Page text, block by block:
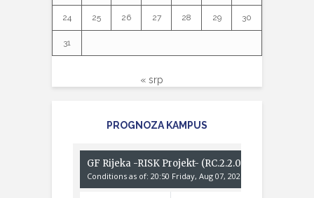
24 25 26 27 28 29 30
31
« srp
PROGNOZA KAMPUS